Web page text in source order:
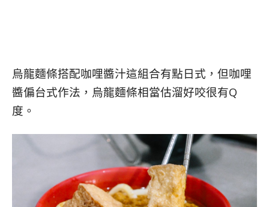
烏龍麵條搭配咖哩醬汁這組合有點日式，但咖哩
醬偏台式作法，烏龍麵條相當估溜好咬很有Q
度。